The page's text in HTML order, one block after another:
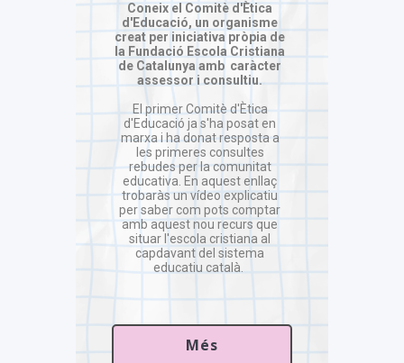
Coneix el Comitè d'Ètica
d'Educació, un organisme
creat per iniciativa pròpia de
la Fundació Escola Cristiana
de Catalunya amb caràcter
assessor i consultiu.
El primer Comitè d'Ètica
d'Educació ja s'ha posat en
marxa i ha donat resposta a
les primeres consultes
rebudes per la comunitat
educativa. En aquest enllaç
trobaràs un vídeo explicatiu
per saber com pots comptar
amb aquest nou recurs que
situar l'escola cristiana al
capdavant del sistema
educatiu català.
Més